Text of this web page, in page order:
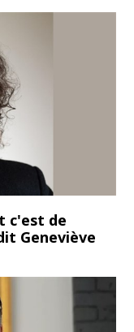
c'est de
Geneviève